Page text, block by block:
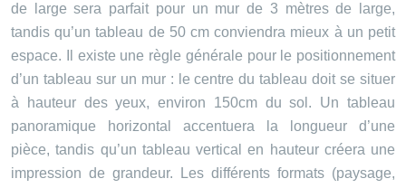
de large sera parfait pour un mur de 3 mètres de large,
tandis qu’un tableau de 50 cm conviendra mieux à un petit
espace. Il existe une règle générale pour le positionnement
d’un tableau sur un mur : le centre du tableau doit se situer
à hauteur des yeux, environ 150cm du sol. Un tableau
panoramique horizontal accentuera la longueur d’une
pièce, tandis qu’un tableau vertical en hauteur créera une
impression de grandeur. Les différents formats (paysage,